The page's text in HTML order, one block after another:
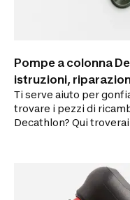
Pompe a colonna
istruzioni,
Ti serve aiuto per
trovare i pezzi di
Decathlon? Qui troverai video e tutorial per spiegarti